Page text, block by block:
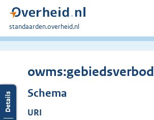
U
bent
standaarden.overheid.nl
owms:gebiedsverbod
Schema
URI